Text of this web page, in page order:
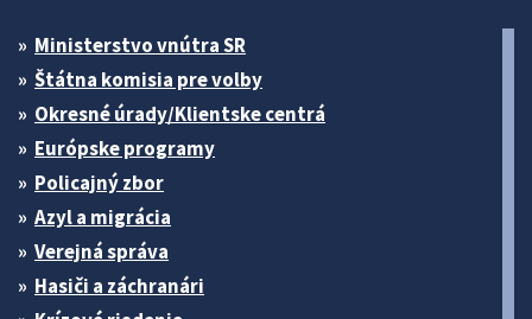
Ministerstvo vnútra SR
Štátna komisia pre volby
Okresné úrady/Klientske centrá
Európske programy
Policajný zbor
Azyl a migrácia
Verejná správa
Hasiči a záchranári